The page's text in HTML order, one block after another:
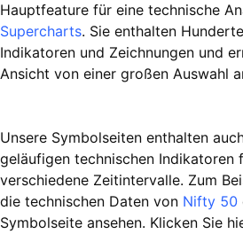
Hauptfeature für eine technische
Supercharts. Sie enthalten
Indikatoren und Zeichnungen und
Ansicht von einer großen Auswahl
Unsere Symbolseiten enthalten
geläufigen technischen Indikatoren
verschiedene Zeitintervalle. Zum
die technischen Daten von Nifty 50
Symbolseite ansehen. Klicken Sie